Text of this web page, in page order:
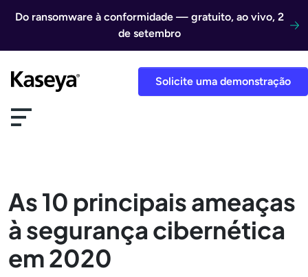
Do ransomware à conformidade — gratuito, ao vivo, 2
de setembro
Solicite uma demonstração
As 10 principais ameaças
à segurança cibernética
em 2020